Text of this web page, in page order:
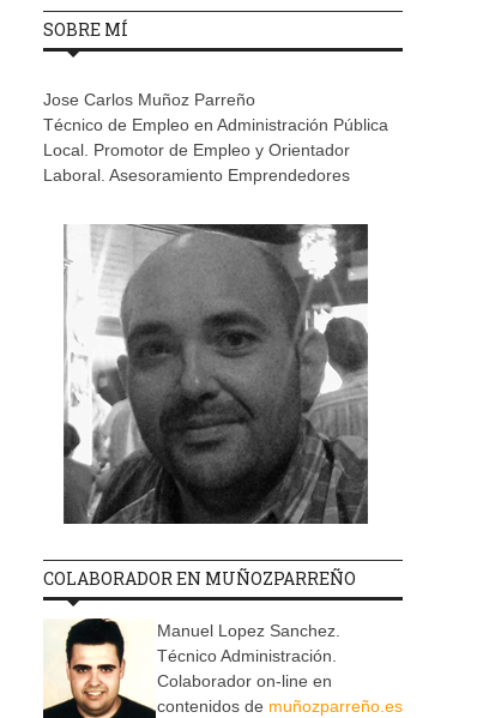
SOBRE MÍ
Jose Carlos Muñoz Parreño
Técnico de Empleo en Administración Pública
Local. Promotor de Empleo y Orientador
Laboral. Asesoramiento Emprendedores
COLABORADOR EN MUÑOZPARREÑO
Manuel Lopez Sanchez.
Técnico Administración.
Colaborador on-line en
contenidos de muñozparreño.es